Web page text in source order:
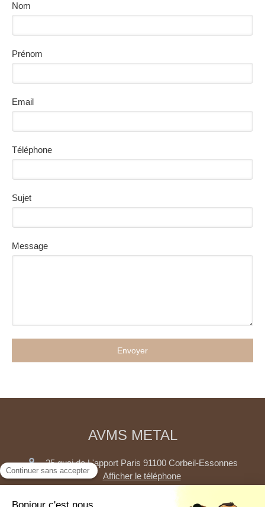
Nom
Prénom
Email
Téléphone
Sujet
Message
Envoyer
AVMS METAL
25 quai de L'apport Paris 91100 Corbeil-Essonnes
Afficher le téléphone